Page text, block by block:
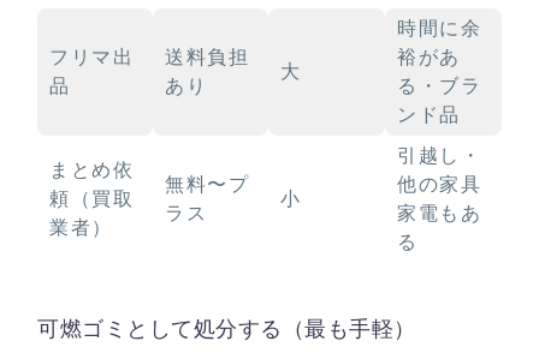
フリマ出
品
送料負担
あり
大
時間に余
裕があ
る・ブラ
ンド品
まとめ依
頼（買取
業者）
無料〜プ
ラス
小
引越し・
他の家具
家電もあ
る
可燃ゴミとして処分する（最も手軽）